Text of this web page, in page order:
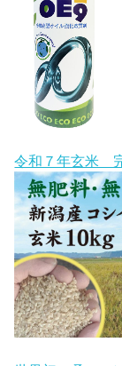
令和７年玄米